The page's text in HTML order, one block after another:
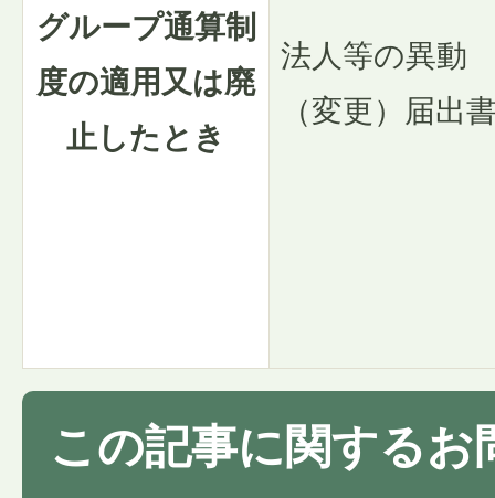
グループ通算制
度の適用又は廃
止したとき
法人等の異動
（変更）届出
この記事に関するお